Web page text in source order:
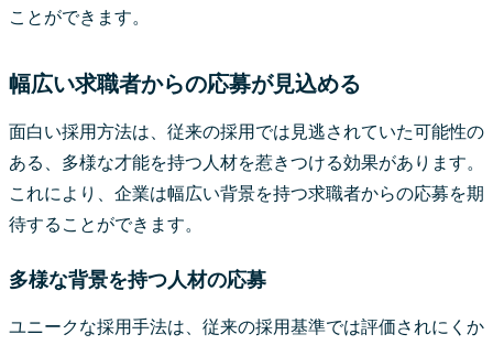
ことができます。
幅広い求職者からの応募が見込める
面白い採用方法は、従来の採用では見逃されていた可能性の
ある、多様な才能を持つ人材を惹きつける効果があります。
これにより、企業は幅広い背景を持つ求職者からの応募を期
待することができます。
多様な背景を持つ人材の応募
ユニークな採用手法は、従来の採用基準では評価されにくか